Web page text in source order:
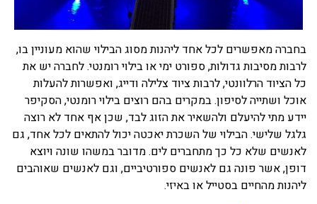
בחברה מאפשרים לכל אחד ליהנות מסוג הבילוי שהוא מעוניין בו,
לרבות מסיבות גדולות, ספורט ימי או בילוי רומנטי. לחברה יש את
כל הציוד הרלוונטי, לרבות ציוד צלילה ודייג, ואפשרות להעלות
אוכל ושתייה לסיפון. במקרים בהם רוצים בילוי רומנטי, הסקיפר
יידע מתי להיעלם ולהשאיר את הזוג לבד, שכן אף אחד לא רוצה
גלגל שלישי. הבילוי של השכרת יאכטה יכול להתאים לכל אחד, גם
לאנשים שלא כל כך מתחברים לים. מדובר במשהו שונה ויוצא
דופן, אשר פונה גם לאנשים ספורטיביים, וגם לאנשים שאוהבים
ליהנות מהחיים בסטייל או באיזי.